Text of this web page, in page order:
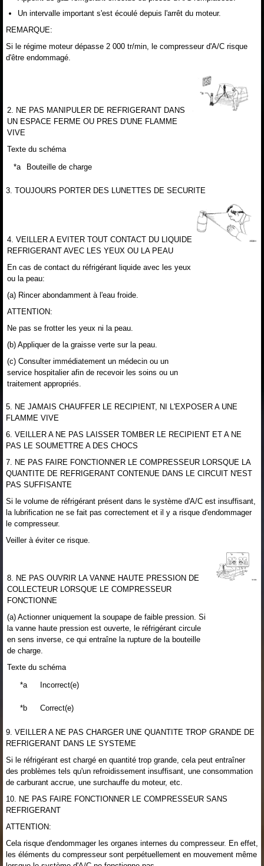
Un intervalle important s'est écoulé depuis l'arrêt du moteur.
REMARQUE:
Si le régime moteur dépasse 2 000 tr/min, le compresseur d'A/C risque
d'être endommagé.
2. NE PAS MANIPULER DE REFRIGERANT DANS
UN ESPACE FERME OU PRES D'UNE FLAMME
VIVE
Texte du schéma
*a
Bouteille de charge
3. TOUJOURS PORTER DES LUNETTES DE SECURITE
4. VEILLER A EVITER TOUT CONTACT DU LIQUIDE
REFRIGERANT AVEC LES YEUX OU LA PEAU
En cas de contact du réfrigérant liquide avec les yeux
ou la peau:
(a) Rincer abondamment à l'eau froide.
ATTENTION:
Ne pas se frotter les yeux ni la peau.
(b) Appliquer de la graisse verte sur la peau.
(c) Consulter immédiatement un médecin ou un
service hospitalier afin de recevoir les soins ou un
traitement appropriés.
5. NE JAMAIS CHAUFFER LE RECIPIENT, NI L'EXPOSER A UNE
FLAMME VIVE
6. VEILLER A NE PAS LAISSER TOMBER LE RECIPIENT ET A NE
PAS LE SOUMETTRE A DES CHOCS
7. NE PAS FAIRE FONCTIONNER LE COMPRESSEUR LORSQUE LA
QUANTITE DE REFRIGERANT CONTENUE DANS LE CIRCUIT N'EST
PAS SUFFISANTE
Si le volume de réfrigérant présent dans le système d'A/C est insuffisant,
la lubrification ne se fait pas correctement et il y a risque d'endommager
le compresseur.
Veiller à éviter ce risque.
8. NE PAS OUVRIR LA VANNE HAUTE PRESSION DE
COLLECTEUR LORSQUE LE COMPRESSEUR
FONCTIONNE
(a) Actionner uniquement la soupape de faible pression. Si
la vanne haute pression est ouverte, le réfrigérant circule
en sens inverse, ce qui entraîne la rupture de la bouteille
de charge.
Texte du schéma
*a
Incorrect(e)
*b Correct(e)
9. VEILLER A NE PAS CHARGER UNE QUANTITE TROP GRANDE DE
REFRIGERANT DANS LE SYSTEME
Si le réfrigérant est chargé en quantité trop grande, cela peut entraîner
des problèmes tels qu'un refroidissement insuffisant, une consommation
de carburant accrue, une surchauffe du moteur, etc.
10. NE PAS FAIRE FONCTIONNER LE COMPRESSEUR SANS
REFRIGERANT
ATTENTION:
Cela risque d'endommager les organes internes du compresseur. En effet,
les éléments du compresseur sont perpétuellement en mouvement même